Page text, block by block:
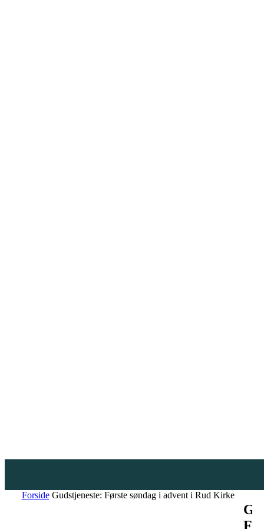
Forside Gudstjeneste: Første søndag i advent i Rud Kirke